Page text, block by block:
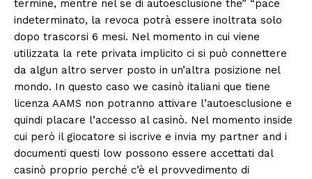
termine, mentre nel se di autoesclusione the” “pace
indeterminato, la revoca potrà essere inoltrata solo
dopo trascorsi 6 mesi. Nel momento in cui viene
utilizzata la rete privata implicito ci si può connettere
da algun altro server posto in un’altra posizione nel
mondo. In questo caso we casinò italiani que tiene
licenza AAMS non potranno attivare l’autoesclusione e
quindi placare l’accesso al casinò. Nel momento inside
cui però il giocatore si iscrive e invia my partner and i
documenti questi low possono essere accettati dal
casinò proprio perché c’è el provvedimento di